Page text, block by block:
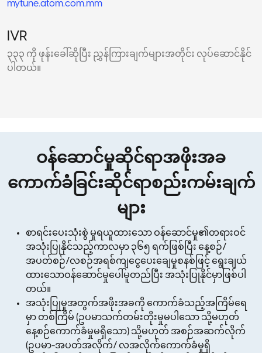
mytune.atom.com.mm
IVR
၃၃၃ ကို ဖုန်းခေါ်ဆိုပြီး ညွှန်ကြားချက်များအတိုင်း လုပ်ဆောင်နိုင်
ပါတယ်။
ဝန်ဆောင်မှုဆိုင်ရာအဖိုးအခ
ကောက်ခံခြင်းဆိုင်ရာစည်းကမ်းချက်
များ
စာရင်းပေးသုံးစွဲ မှုရယူထားသော ဝန်ဆောင်မှု၏တရားဝင်
အသုံးပြုနိုင်သည့်ကာလမှာ ၃၆၅ ရက်ဖြစ်ပြီး နေ့စဉ်/
အပတ်စဉ်/လစဉ်အရစ်ကျငွေပေးချေမှုစနစ်ဖြင့် ရွေးချယ်
ထားသောဝန်ဆောင်မှုပေါ်မူတည်ပြီး အသုံးပြုနိုင်မှာဖြစ်ပါ
တယ်။
အသုံးပြုမှုအတွက်အဖိုးအခကို ကောက်ခံသည့်အကြိမ်ရေ
မှာ တစ်ကြိမ် (ဥပမာသက်တမ်းတိုးမှုမပါသော သို့မဟုတ်
နေ့စဉ်ကောက်ခံမှုမရှိသော) သို့မဟုတ် အစဉ်အဆက်လိုက်
(ဥပမာ-အပတ်အလိုက်/ လအလိုက်ကောက်ခံမှုရှိ